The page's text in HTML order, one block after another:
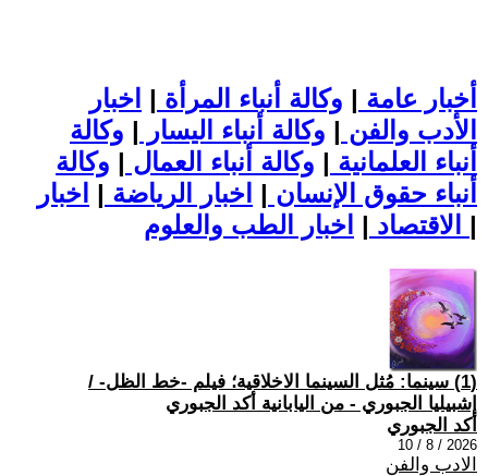
أخبار عامة | وكالة أنباء المرأة | اخبار
الأدب والفن | وكالة أنباء اليسار | وكالة
أنباء العلمانية | وكالة أنباء العمال | وكالة
أنباء حقوق الإنسان | اخبار الرياضة | اخبار
الاقتصاد | |
(1) سينما: مُثل السينما الاخلاقية؛ فيلم -خط الظل- /
إشبيليا الجبوري - من اليابانية أكد الجبوري
أكد الجبوري
2026 / 8 / 10
الادب والفن